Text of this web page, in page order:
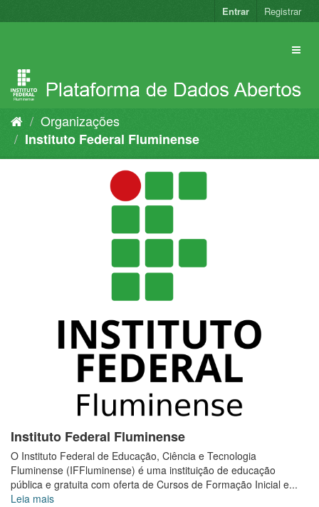
para
Entrar Registrar
Organizações
Instituto Federal Fluminense
Instituto Federal Fluminense
O Instituto Federal de Educação, Ciência e Tecnologia
Fluminense (IFFluminense) é uma instituição de educação
pública e gratuita com oferta de Cursos de Formação Inicial e...
Leia mais